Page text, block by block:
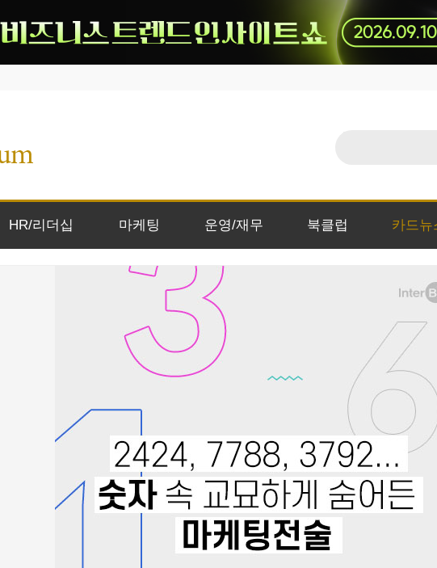
HR/리더십 마케팅 운영/재무 북클럽 카드뉴